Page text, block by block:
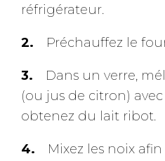
réfrigérateur.
Préchauffez le
Dans un verre,
(ou jus de citron)
obtenez du lait ribot.
Mixez les noix